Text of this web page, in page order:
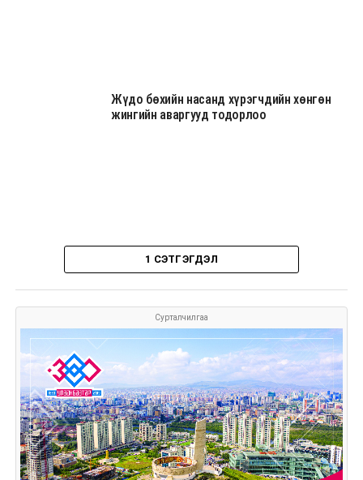
Жүдо бөхийн насанд хүрэгчдийн хөнгөн
жингийн аваргууд тодорлоо
1 СЭТГЭГДЭЛ
Сурталчилгаа